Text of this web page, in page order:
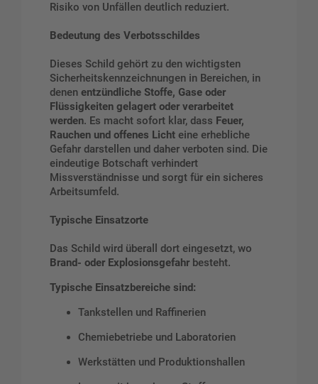
Risiko von Unfällen deutlich reduziert.
Bedeutung des Verbotsschildes
Dieses Schild gehört zu den wichtigsten
Sicherheitskennzeichnungen in Bereichen, in
denen entzündliche Stoffe, Gase oder
Flüssigkeiten gelagert oder verarbeitet
werden. Es macht sofort klar, dass Feuer,
Rauchen und offenes Licht eine erhebliche
Gefahr darstellen und daher verboten sind. Die
eindeutige Botschaft verhindert
Missverständnisse und sorgt für ein sicheres
Arbeitsumfeld.
Typische Einsatzorte
Das Schild wird überall dort eingesetzt, wo
Brand- oder Explosionsgefahr besteht.
Typische Einsatzbereiche sind:
Tankstellen und Raffinerien
Chemiebetriebe und Laboratorien
Werkstätten und Produktionshallen